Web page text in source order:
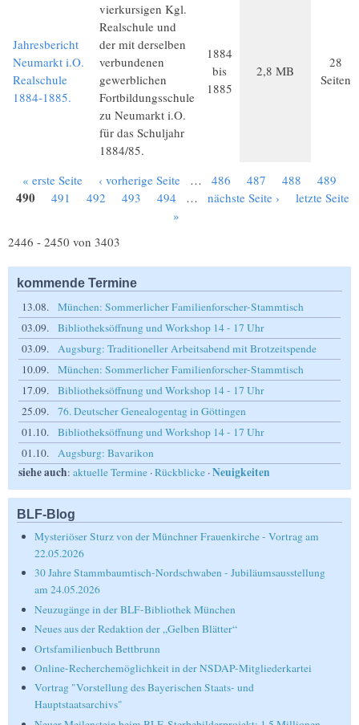
Jahresbericht
Neumarkt i.O.
Realschule
1884-1885.
vierkursigen Kgl.
Realschule und
der mit derselben
verbundenen
gewerblichen
Fortbildungsschule
zu Neumarkt i.O.
für das Schuljahr
1884/85.
1884
bis
1885
2,8 MB
28
Seiten
Seiten
« erste Seite ‹ vorherige Seite … 486 487 488 489
490 491 492 493 494 … nächste Seite ›
letzte Seite
»
2446 - 2450 von 3403
kommende Termine
13.08.
München: Sommerlicher Familienforscher-Stammtisch
03.09.
Bibliotheksöffnung und Workshop 14 - 17 Uhr
03.09.
Augsburg: Traditioneller Arbeitsabend mit Brotzeitspende
10.09.
München: Sommerlicher Familienforscher-Stammtisch
17.09.
Bibliotheksöffnung und Workshop 14 - 17 Uhr
25.09.
76. Deutscher Genealogentag in Göttingen
01.10.
Bibliotheksöffnung und Workshop 14 - 17 Uhr
01.10.
Augsburg: Bavarikon
siehe auch: aktuelle Termine ·Rückblicke ·Neuigkeiten
BLF-Blog
Mysteriöser Sturz von der Münchner Frauenkirche - Vortrag am
22.05.2026
30 Jahre Stammbaumtisch-Nordschwaben - Jubiläumsausstellung
am 24.05.2026
Neuzugänge in der BLF-Bibliothek München
Neues aus der Redaktion der „Gelben Blätter“
Ortsfamilienbuch Bettbrunn
Online-Recherchemöglichkeit in der NSDAP-Mitgliederkartei
Vortrag "Vorstellung des Bayerischen Staats- und
Hauptstaatsarchivs"